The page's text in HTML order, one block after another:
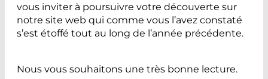
vous inviter à poursuivre votre découverte sur
notre site web qui comme vous l’avez constaté
s’est étoffé tout au long de l’année précédente.
Nous vous souhaitons une très bonne lecture.